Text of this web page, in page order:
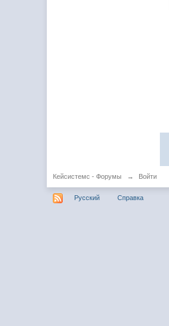
Кейсистемс - Форумы → Войти
Русский Справка